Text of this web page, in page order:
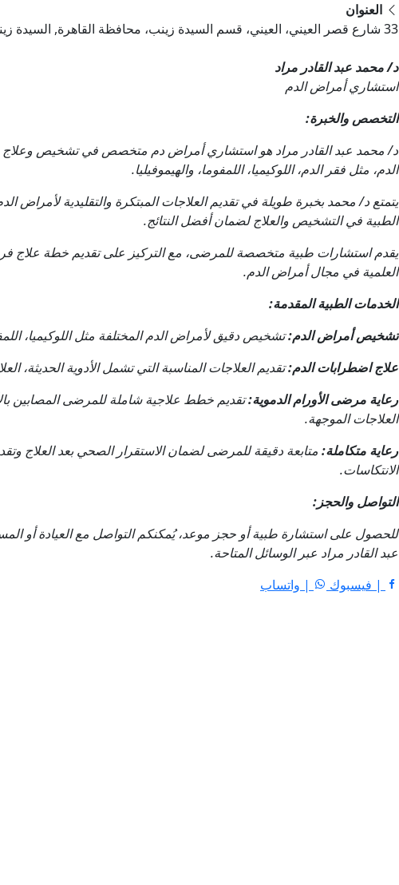
العنوان
33 شارع قصر العيني، العيني، قسم السيدة زينب، محافظة القاهرة, السيدة زينب, القاهرة
د/ محمد عبد القادر مراد
استشاري أمراض الدم
التخصص والخبرة:
د/ محمد عبد القادر مراد هو استشاري أمراض دم متخصص في تشخيص
الدم، مثل فقر الدم، اللوكيميا، اللمفوما، والهيموفيليا.
يتمتع د/ محمد بخبرة طويلة في تقديم العلاجات المبتكرة والتقليدية لأمراض
الطبية في التشخيص والعلاج لضمان أفضل النتائج.
يقدم استشارات طبية متخصصة للمرضى، مع التركيز على تقديم خطة علاج
العلمية في مجال أمراض الدم.
الخدمات الطبية المقدمة:
تشخيص أمراض الدم:تشخيص دقيق لأمراض الدم المختلفة مثل اللوكيميا،
علاج اضطرابات الدم:تقديم العلاجات المناسبة التي تشمل الأدوية الحديثة،
رعاية مرضى الأورام الدموية:تقديم خطط علاجية شاملة للمرضى المصابين
العلاجات الموجهة.
رعاية متكاملة: متابعة دقيقة للمرضى لضمان الاستقرار الصحي بعد العلاج
الانتكاسات.
التواصل والحجز:
للحصول على استشارة طبية أو حجز موعد، يُمكنكم التواصل مع العيادة أو
عبد القادر مراد عبر الوسائل المتاحة.
| فيسبوك
| واتساب